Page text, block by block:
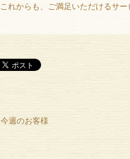
これからも、ご満足いただけるサ
今週のお客様